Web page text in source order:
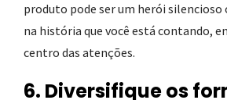
produto pode ser um herói
na história que você está contando,
centro das atenções.
6. Diversifique os